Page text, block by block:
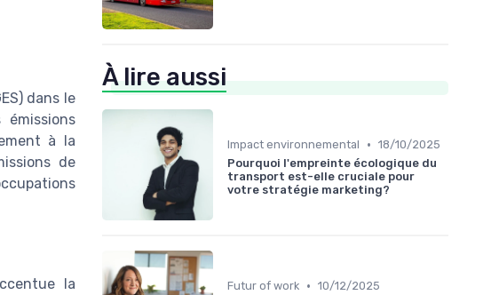
dans le
émissions
à la
de
la
À lire aussi
Impact environnemental • 18/10/2025
Pourquoi l'empreinte écologique du
transport est-elle cruciale pour
votre stratégie marketing?
Futur of work • 10/12/2025